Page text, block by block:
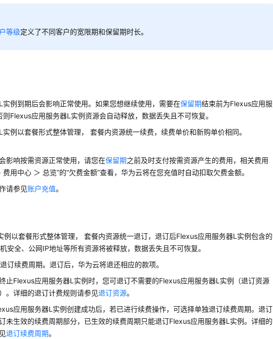
等级定义了不同客户的宽限期和保留期时长。
实例到期后会影响正常使用。如果您想继续使用，需要在保留期结束前为Flexus应用服
则Flexus应用服务器L实例资源会自动释放，数据丢失且不可恢复。
实例以套餐形式整体管理， 套餐内资源统一续费，续费单价和新购单价相同。
影响按需资源正常使用，请您在保留期之前及时支付按需资源产生的费用，相关费用
用中心 ＞ 总览”的“欠费金额”查看，华为云将在您充值时自动扣取欠费金额。
请参见账户充值。
例以套餐形式整体管理， 套餐内资源统一退订，退订后Flexus应用服务器L实例包含的
安全、公网IP地址等所有资源将被释放，数据丢失且不可恢复。
订续费周期。退订后，华为云将退还相应的款项。
止Flexus应用服务器L实例时，您可退订不需要的Flexus应用服务器L实例 （退订资源
。详细的退订计费规则请参见退订资源。
应用服务器L实例创建成功后，若已进行续费操作，可选择单独退订续费周期。退订
未生效的续费周期部分，已生效的续费周期只能退订Flexus应用服务器L实例。详细的
退订续费周期。